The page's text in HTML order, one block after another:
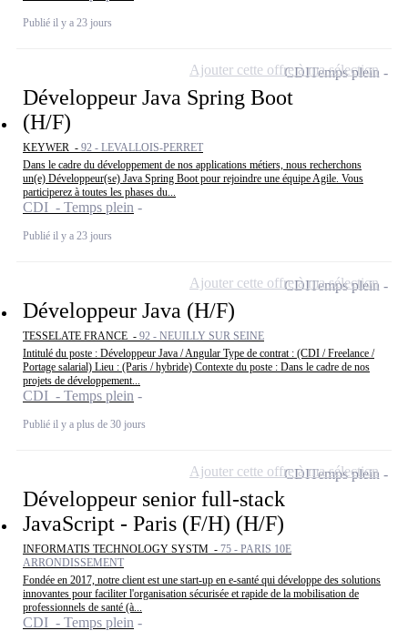
Publié il y a 23 jours
Développeur Java Spring Boot
(H/F)
KEYWER - 92 - LEVALLOIS-PERRET
Dans le cadre du développement de nos applications métiers, nous recherchons
un(e) Développeur(se) Java Spring Boot pour rejoindre une équipe Agile. Vous
participerez à toutes les phases du...
CDI - Temps plein
Publié il y a 23 jours
CDITemps plein
Ajouter cette offre à ma sélection
Développeur Java (H/F)
TESSELATE FRANCE - 92 - NEUILLY SUR SEINE
Intitulé du poste : Développeur Java / Angular Type de contrat : (CDI / Freelance /
Portage salarial) Lieu : (Paris / hybride) Contexte du poste : Dans le cadre de nos
projets de développement...
CDI - Temps plein
Publié il y a plus de 30 jours
CDITemps plein
Ajouter cette offre à ma sélection
Développeur senior full-stack
JavaScript - Paris (F/H) (H/F)
INFORMATIS TECHNOLOGY SYSTM - 75 - PARIS 10E
ARRONDISSEMENT
Fondée en 2017, notre client est une start-up en e-santé qui développe des solutions
innovantes pour faciliter l'organisation sécurisée et rapide de la mobilisation de
professionnels de santé (à...
CDI - Temps plein
CDITemps plein
Ajouter cette offre à ma sélection